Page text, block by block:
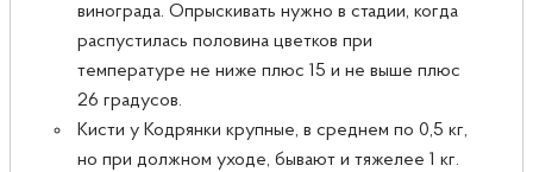
винограда. Опрыскивать нужно в стадии, когда
распустилась половина цветков при
температуре не ниже плюс 15 и не выше плюс
26 градусов.
Кисти у Кодрянки крупные, в среднем по 0,5 кг,
но при должном уходе, бывают и тяжелее 1 кг.